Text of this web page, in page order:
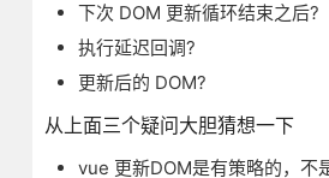
下次 DOM 更新循环结束之后?
执行延迟回调?
更新后的 DOM?
从上面三个疑问大胆猜想一下
vue 更新DOM是有策略的，不